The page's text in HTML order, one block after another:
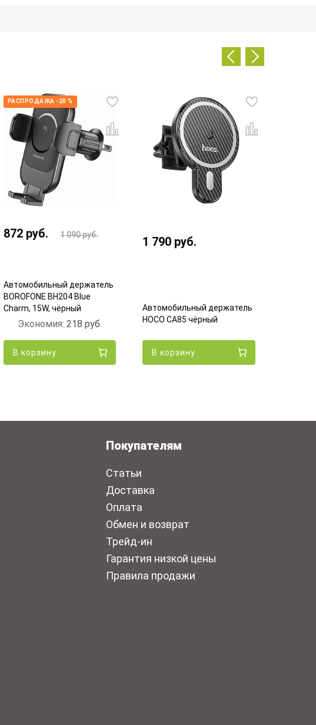
РАСПРОДАЖА -20 %
872 руб. 1 090руб.
Автомобильный держатель
BOROFONE BH204 Blue
Charm, 15W, чёрный
Экономия:218руб.
В корзину
1 790 руб.
Автомобильный держатель
HOCO CA85 чёрный
В корзину
Покупателям
Статьи
Доставка
Оплата
Обмен и возврат
Трейд-ин
Гарантия низкой цены
Правила продажи